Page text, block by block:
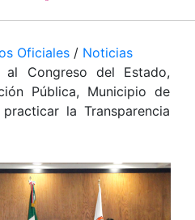
Oficiales / Noticias
al Congreso del Estado,
Pública, Municipio de
la Transparencia